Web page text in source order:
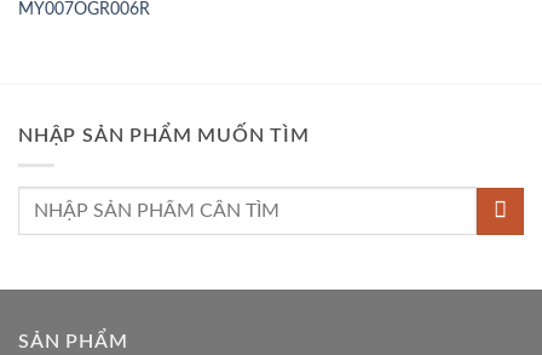
MY007OGR006R
NHẬP SẢN PHẨM MUỐN TÌM
Tìm
SẢN PHẨM